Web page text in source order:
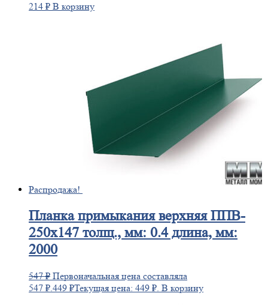
214 ₽ В корзину
Распродажа!
Планкапримыкания верхняя ППВ-
250х147 толщ., мм: 0.4 длина, мм:
2000
547₽ Первоначальная цена составляла
547 ₽.449 ₽Текущая цена: 449 ₽. В корзину